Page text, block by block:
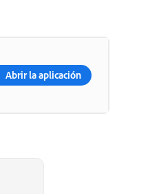
Abrir la aplicación